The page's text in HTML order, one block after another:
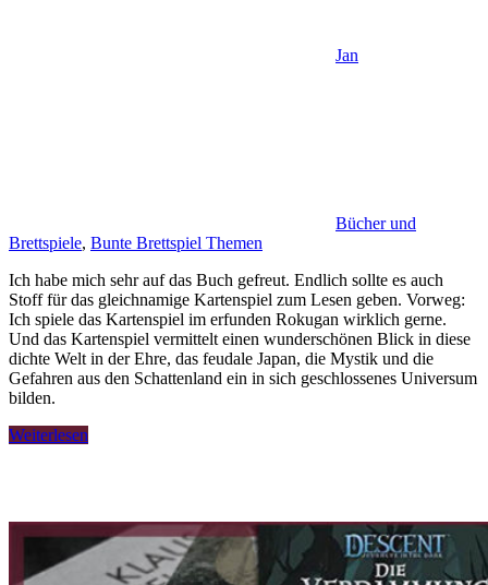
Jan
Bücher und
Brettspiele, Bunte Brettspiel Themen
Ich habe mich sehr auf das Buch gefreut. Endlich sollte es auch
Stoff für das gleichnamige Kartenspiel zum Lesen geben. Vorweg:
Ich spiele das Kartenspiel im erfunden Rokugan wirklich gerne.
Und das Kartenspiel vermittelt einen wunderschönen Blick in diese
dichte Welt in der Ehre, das feudale Japan, die Mystik und die
Gefahren aus den Schattenland ein in sich geschlossenes Universum
bilden.
Weiterlesen